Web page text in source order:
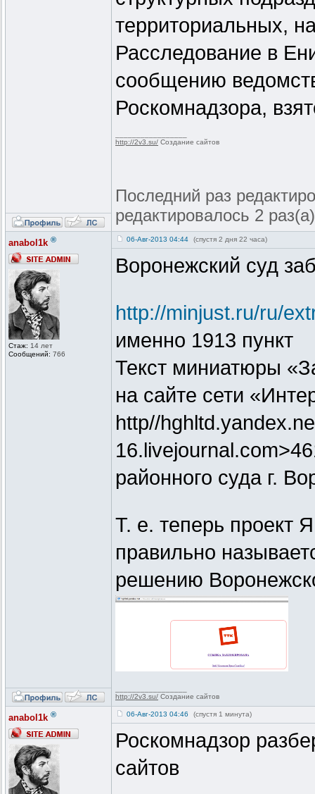
территориальных,
Расследование в
сообщению
Роскомнадзора,
http://2v3.su/ Создание сайтов
Последний раз
редактировалось 2 раз(а)
anabol1k ®
Стаж: 14 лет
Сообщений: 766
06-Авг-2013 04:44 (спустя 2 дня 22 часа)
Воронежский суд
http://minjust.ru/ru/
именно 1913 пункт
Текст миниатюры
на сайте сети
http//
районного суда г.
Т. е. теперь проект
правильно
решению
http://2v3.su/ Создание сайтов
anabol1k ® 06-Авг-2013 04:46 (спустя 1 минута)
Роскомнадзор
сайтов